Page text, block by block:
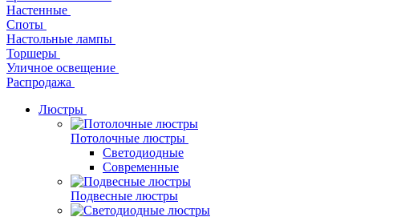
Настенные
Споты
Настольные лампы
Торшеры
Уличное освещение
Распродажа
Люстры
Потолочные люстры
Светодиодные
Современные
Подвесные люстры